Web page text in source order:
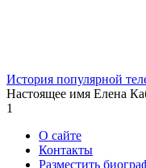
История популярной
Настоящее имя Елена
1
О сайте
Контакты
Разместить